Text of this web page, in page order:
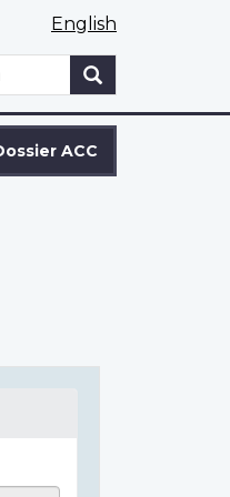
English
ACC